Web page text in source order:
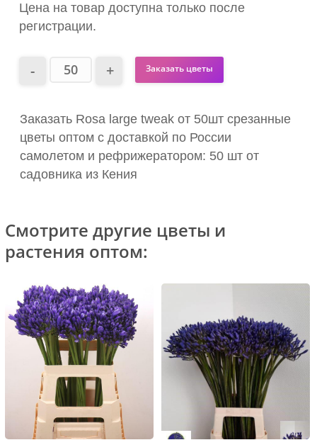
Цена на товар доступна только после
регистрации.
Заказать цветы
Заказать Rosa large tweak от 50шт срезанные
цветы оптом с доставкой по России
самолетом и рефрижератором: 50 шт от
садовника из Кения
Смотрите другие цветы и
растения оптом: